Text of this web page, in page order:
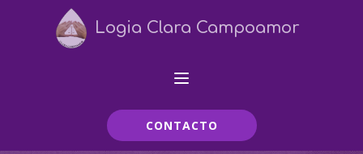
Logia Clara Campoamor
CONTACTO